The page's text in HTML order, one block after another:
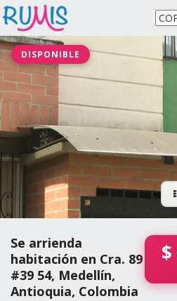
DISPONIBLE
Se arrienda
habitación en Cra. 89
#39 54, Medellín,
Antioquia, Colombia
$